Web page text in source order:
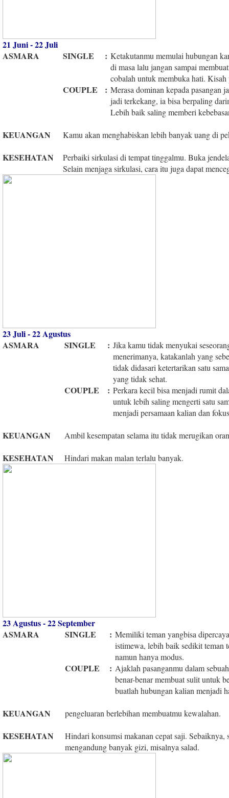
21 Juni - 22 Juli
ASMARA
SINGLE : Ketakutanmu memulai hubungan
di masa lalu jangan sampai
cobalah untuk membuka hati.
COUPLE : Merasa dominan kepada pasangan
jadi terkekang, ia bisa berpaling
Lebih baik saling memberi
KEUANGAN Kamu akan menghabiskan lebih banyak uang di
KESEHATAN
Perbaiki sirkulasi di tempat tinggalmu. Buka
Selain menjaga sirkulasi, cara itu juga dapat
23 Juli - 22 Agustus
ASMARA
SINGLE : Jika kamu tidak menyukai
menerimanya, katakanlah yang
tidak didasari ketertarikan satu
yang tidak sehat.
COUPLE : Perkara kecil bisa menjadi rumit
untuk lebih saling mengerti satu
menjadi persamaan kalian dan
KEUANGAN Ambil kesempatan selama itu tidak merugikan
KESEHATAN Hindari makan malan terlalu banyak.
23 Agustus - 22 September
ASMARA
SINGLE : Memiliki teman yangbisa
istimewa, lebih baik sedikit teman
namun hanya modus.
COUPLE : Ajaklah pasanganmu dalam
benar-benar membuat sulit untuk
buatlah hubungan kalian menjadi
KEUANGAN pengeluaran berlebihan membuatmu kewalahan.
KESEHATAN
Hindari konsumsi makanan cepat saji. Sebaiknya,
mengandung banyak gizi, misalnya salad.